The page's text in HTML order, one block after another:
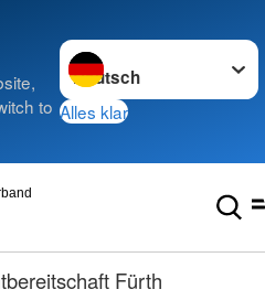
to
Sprache wechseln zu
Alles klar
Fürth